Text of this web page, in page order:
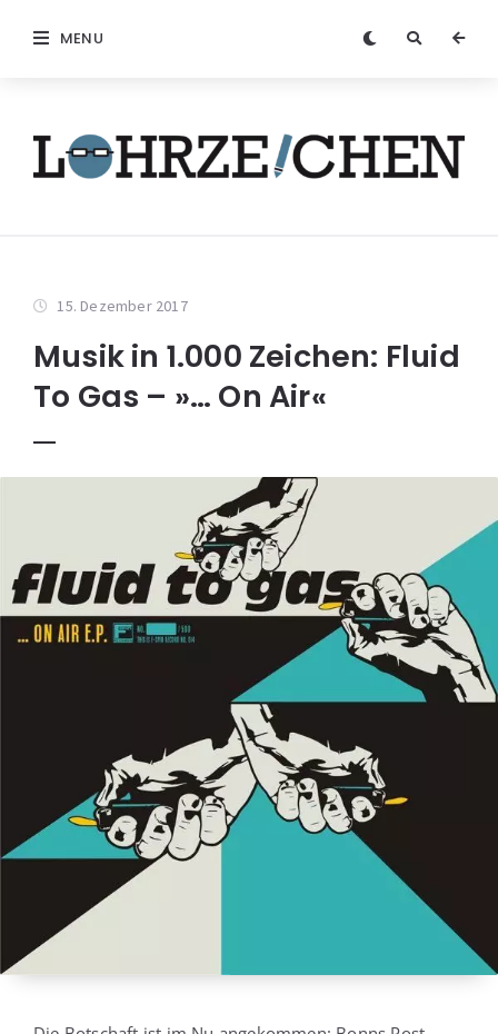
MENU
15. Dezember 2017
Musik in 1.000 Zeichen: Fluid
To Gas – »… On Air«